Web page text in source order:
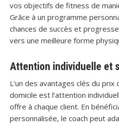
vos objectifs de fitness de
Grâce à un programme
chances de succès et
vers une meilleure forme
Attention individuelle et
L’un des avantages clés du prix
domicile est l’attention
offre à chaque client. En
personnalisée, le coach peut